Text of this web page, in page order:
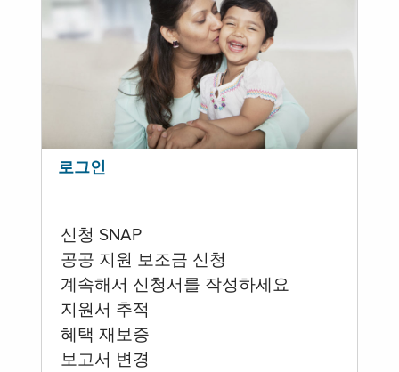
로그인
신청 SNAP
공공 지원 보조금 신청
계속해서 신청서를 작성하세요
지원서 추적
혜택 재보증
보고서 변경